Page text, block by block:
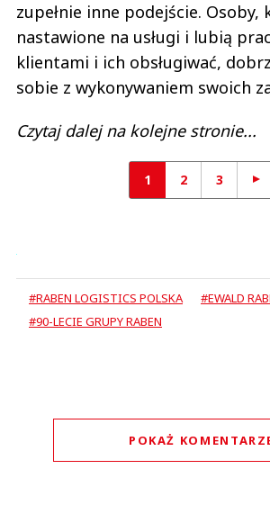
zupełnie inne podejście. Osoby,
nastawione na usługi i lubią
klientami i ich obsługiwać,
sobie z wykonywaniem swoich
Czytaj dalej na kolejne stronie...
1 2 3
#RABEN LOGISTICS POLSKA
#EWALD
#90-LECIE GRUPY RABEN
POKAŻ